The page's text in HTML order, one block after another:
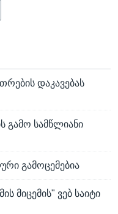
დაკავებას
გამო სამწლიანი
გამოცემებია
მიცემის" ვებ საიტი